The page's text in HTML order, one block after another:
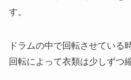
す。
ドラムの中で回転させている
回転によって衣類は少しずつ